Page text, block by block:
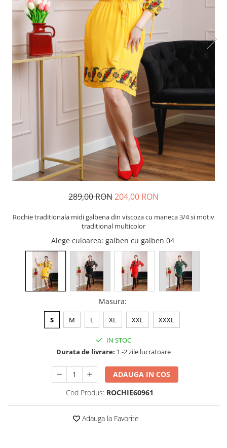
289,00 RON204,00 RON
Rochie traditionala midi galbena din viscoza cu maneca 3/4 si motiv
traditional multicolor
Alege culoarea: galben cu galben 04
Masura:
S M L XL XXL XXXL
IN STOC
Durata de livrare: 1 -2 zile lucratoare
ADAUGA IN COS
Cod Produs: ROCHIE60961
Adauga la Favorite